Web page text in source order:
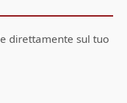
direttamente sul tuo